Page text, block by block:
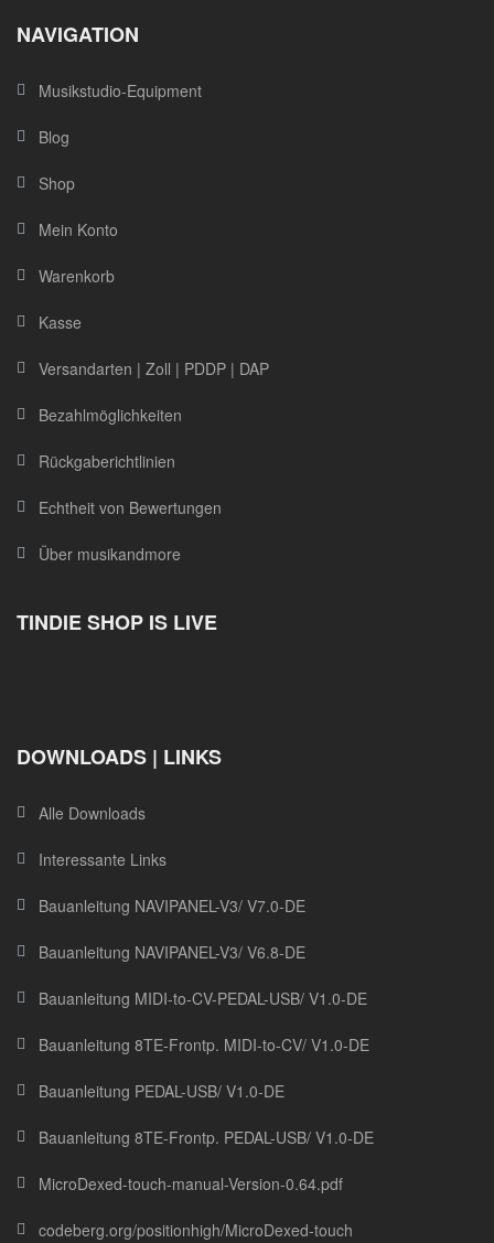
NAVIGATION
Musikstudio-Equipment
Blog
Shop
Mein Konto
Warenkorb
Kasse
Versandarten | Zoll | PDDP | DAP
Bezahlmöglichkeiten
Rückgaberichtlinien
Echtheit von Bewertungen
Über musikandmore
TINDIE SHOP IS LIVE
DOWNLOADS | LINKS
Alle Downloads
Interessante Links
Bauanleitung NAVIPANEL-V3/ V7.0-DE
Bauanleitung NAVIPANEL-V3/ V6.8-DE
Bauanleitung MIDI-to-CV-PEDAL-USB/ V1.0-DE
Bauanleitung 8TE-Frontp. MIDI-to-CV/ V1.0-DE
Bauanleitung PEDAL-USB/ V1.0-DE
Bauanleitung 8TE-Frontp. PEDAL-USB/ V1.0-DE
MicroDexed-touch-manual-Version-0.64.pdf
codeberg.org/positionhigh/MicroDexed-touch